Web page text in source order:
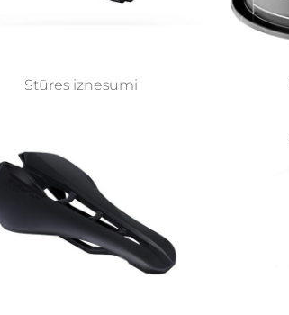
Stūres iznesumi